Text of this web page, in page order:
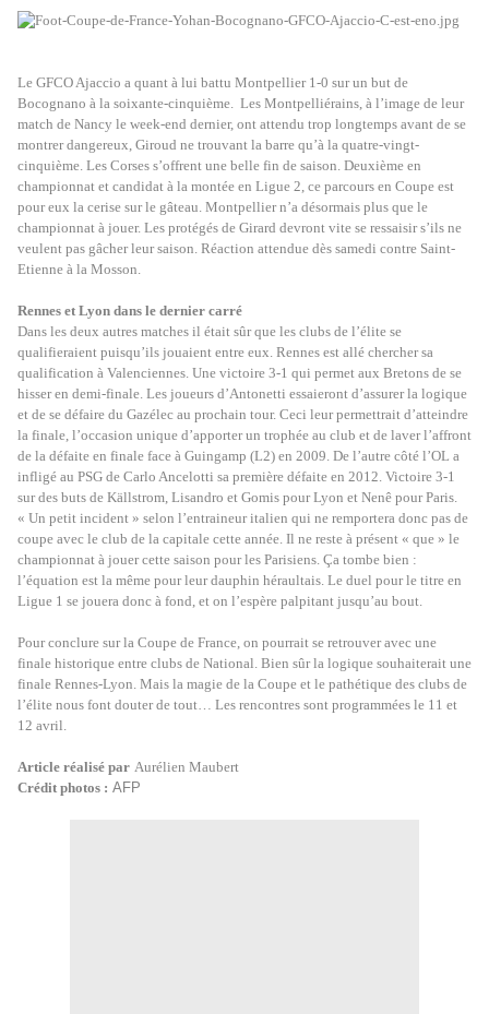
Le GFCO Ajaccio a quant à lui battu Montpellier 1-0 sur un but de
Bocognano à la soixante-cinquième. Les Montpelliérains, à l’image de leur
match de Nancy le week-end dernier, ont attendu trop longtemps avant de se
montrer dangereux, Giroud ne trouvant la barre qu’à la quatre-vingt-
cinquième. Les Corses s’offrent une belle fin de saison. Deuxième en
championnat et candidat à la montée en Ligue 2, ce parcours en Coupe est
pour eux la cerise sur le gâteau. Montpellier n’a désormais plus que le
championnat à jouer. Les protégés de Girard devront vite se ressaisir s’ils ne
veulent pas gâcher leur saison. Réaction attendue dès samedi contre Saint-
Etienne à la Mosson.
Rennes et Lyon dans le dernier carré
Dans les deux autres matches il était sûr que les clubs de l’élite se
qualifieraient puisqu’ils jouaient entre eux. Rennes est allé chercher sa
qualification à Valenciennes. Une victoire 3-1 qui permet aux Bretons de se
hisser en demi-finale. Les joueurs d’Antonetti essaieront d’assurer la logique
et de se défaire du Gazélec au prochain tour. Ceci leur permettrait d’atteindre
la finale, l’occasion unique d’apporter un trophée au club et de laver l’affront
de la défaite en finale face à Guingamp (L2) en 2009. De l’autre côté l’OL a
infligé au PSG de Carlo Ancelotti sa première défaite en 2012. Victoire 3-1
sur des buts de Källstrom, Lisandro et Gomis pour Lyon et Nenê pour Paris.
« Un petit incident » selon l’entraineur italien qui ne remportera donc pas de
coupe avec le club de la capitale cette année. Il ne reste à présent « que » le
championnat à jouer cette saison pour les Parisiens. Ça tombe bien :
l’équation est la même pour leur dauphin héraultais. Le duel pour le titre en
Ligue 1 se jouera donc à fond, et on l’espère palpitant jusqu’au bout.
Pour conclure sur la Coupe de France, on pourrait se retrouver avec une
finale historique entre clubs de National. Bien sûr la logique souhaiterait une
finale Rennes-Lyon. Mais la magie de la Coupe et le pathétique des clubs de
l’élite nous font douter de tout… Les rencontres sont programmées le 11 et
12 avril.
Article réalisé par Aurélien Maubert
Crédit photos : AFP